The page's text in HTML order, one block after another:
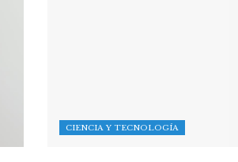
CIENCIA Y TECNOLOGÍA